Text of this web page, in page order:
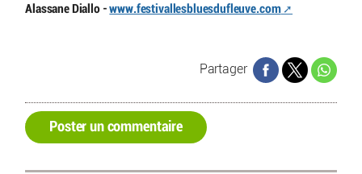
Alassane Diallo -www.festivallesbluesdufleuve.com
Partager
Poster un commentaire